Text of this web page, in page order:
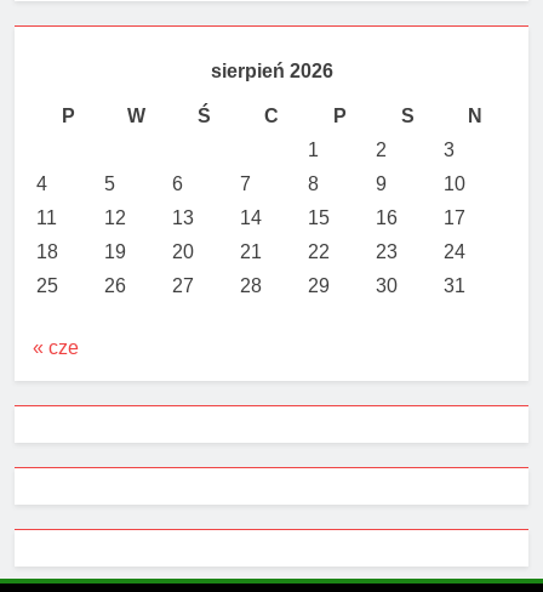
sierpień 2026
P W Ś C P S
N
1
2
3
4
5 6 7 8 9
10
11
12 13 14 15 16
17
18
19 20 21 22 23
24
25
26 27 28 29 30 31
« cze